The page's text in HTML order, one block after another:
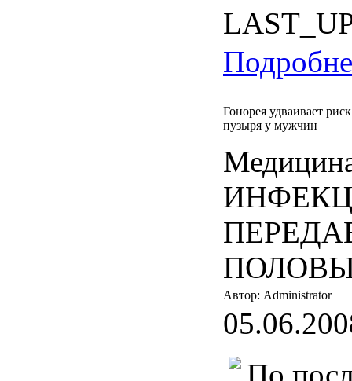
Гонорея удваивает
пузыря у мужчин
Автор: Administrator